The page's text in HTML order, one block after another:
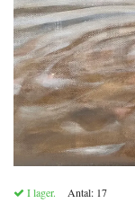
I lager. Antal: 17